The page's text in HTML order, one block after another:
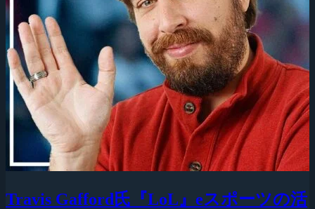
Travis Gafford氏『LoL』eスポーツの活